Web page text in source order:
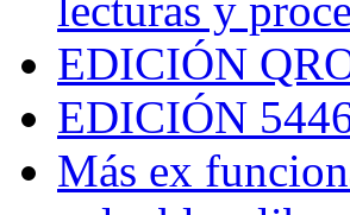
lecturas y
EDICIÓN
EDICIÓN
Más ex